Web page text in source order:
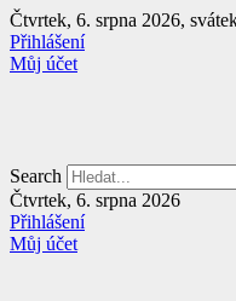
Přejít
k
obsahu
Čtvrtek, 6. srpna 2026,
Přihlášení
Můj účet
Search
Čtvrtek, 6. srpna 2026
Přihlášení
Můj účet